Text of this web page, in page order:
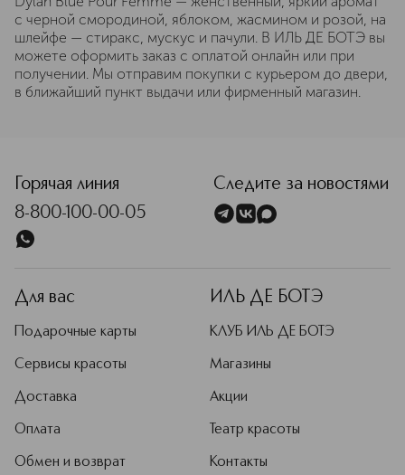
с черной смородиной, яблоком, жасмином и розой, на
шлейфе — стиракс, мускус и пачули. В ИЛЬ ДЕ БОТЭ вы
можете оформить заказ с оплатой онлайн или при
получении. Мы отправим покупки с курьером до двери,
в ближайший пункт выдачи или фирменный магазин.
Горячая линия
8-800-100-00-05
Следите за новостями
Для вас
Подарочные карты
Сервисы красоты
Доставка
Оплата
Обмен и возврат
ИЛЬ ДЕ БОТЭ
КЛУБ ИЛЬ ДЕ БОТЭ
Магазины
Акции
Театр красоты
Контакты